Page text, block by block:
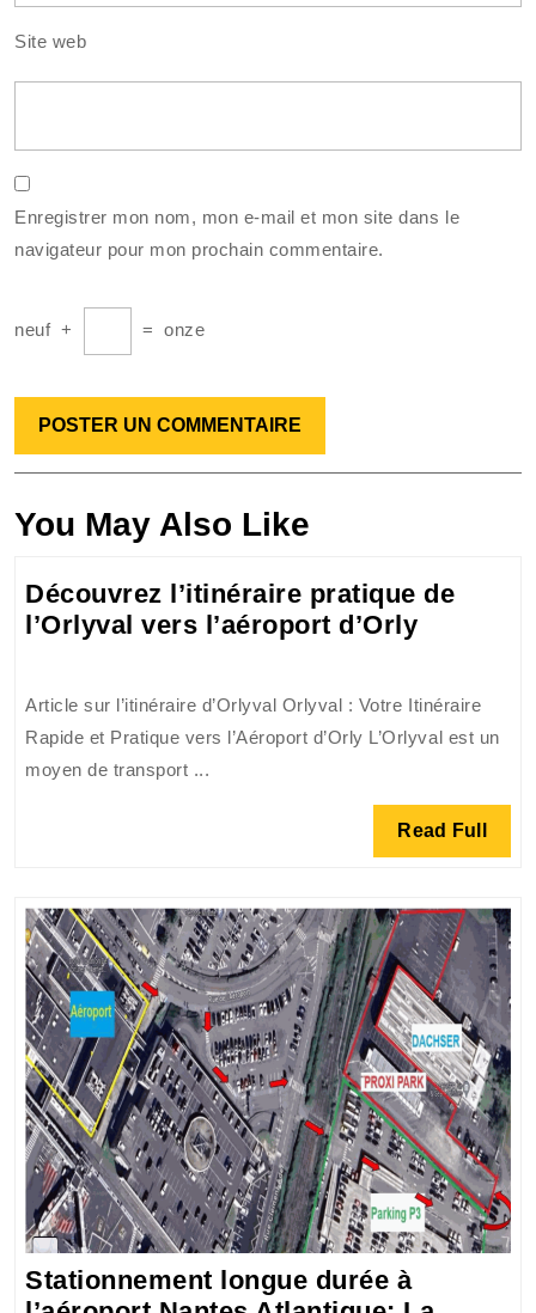
Site web
Enregistrer mon nom, mon e-mail et mon site dans le
navigateur pour mon prochain commentaire.
neuf + = onze
You May Also Like
Découvrez l’itinéraire pratique de
l’Orlyval vers l’aéroport d’Orly
de
l’Orlyval
d’Orly
Article sur l’itinéraire d’Orlyval Orlyval : Votre Itinéraire
Rapide et Pratique vers l’Aéroport d’Orly L’Orlyval est un
moyen de transport ...
Read Full Read
Full
Stationnement longue durée à